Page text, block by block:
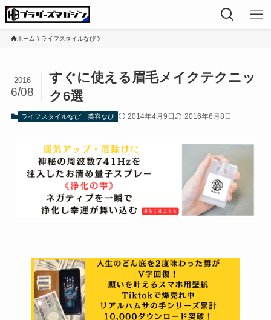
ホーム ライフスタイルなび
すぐに使える眉毛メイクテクニッ
ク6選
2016
6/08
ライフスタイルなび 美容なび 2014年4月9日 2016年6月8日